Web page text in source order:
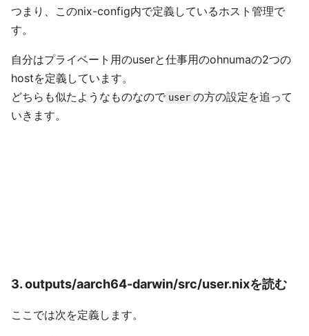
つまり、このnix-config内で定義しているホスト管理で
す。
自分はプライベート用のuserと仕事用のohnumaの2つの
hostを定義しています。
どちらも似たようなものなので user の方の設定を追って
いきます。
3. outputs/aarch64-darwin/src/user.nixを読む
ここでは次を定義します。